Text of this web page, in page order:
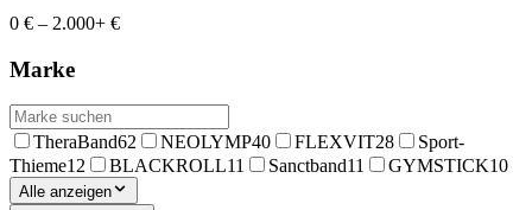
0 € – 2.000+ €
Marke
TheraBand62 NEOLYMP40 FLEXVIT28
Sport-
Thieme12 BLACKROLL11 Sanctband11 GYMSTICK10
Alle anzeigen